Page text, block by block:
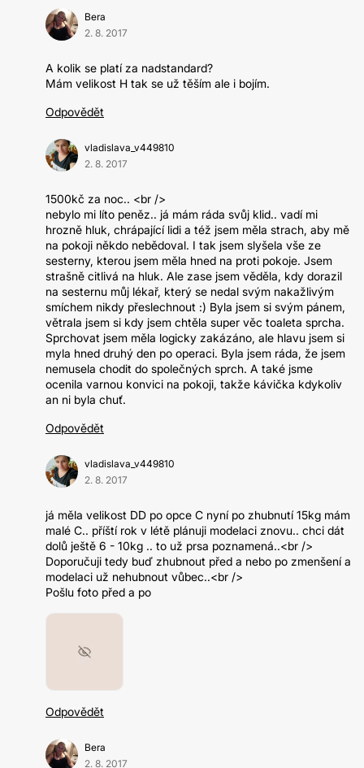
Bera
2. 8. 2017
A kolik se platí za nadstandard?
Mám velikost H tak se už těším ale i bojím.
Odpovědět
vladislava_v449810
2. 8. 2017
1500kč za noc.. <br />
nebylo mi líto peněz.. já mám ráda svůj klid.. vadí mi
hrozně hluk, chrápající lidi a též jsem měla strach, aby mě
na pokoji někdo nebědoval. I tak jsem slyšela vše ze
sesterny, kterou jsem měla hned na proti pokoje. Jsem
strašně citlivá na hluk. Ale zase jsem věděla, kdy dorazil
na sesternu můj lékař, který se nedal svým nakažlivým
smíchem nikdy přeslechnout :) Byla jsem si svým pánem,
větrala jsem si kdy jsem chtěla super věc toaleta sprcha.
Sprchovat jsem měla logicky zakázáno, ale hlavu jsem si
myla hned druhý den po operaci. Byla jsem ráda, že jsem
nemusela chodit do společných sprch. A také jsme
ocenila varnou konvici na pokoji, takže kávička kdykoliv
an ni byla chuť.
Odpovědět
vladislava_v449810
2. 8. 2017
já měla velikost DD po opce C nyní po zhubnutí 15kg mám
malé C.. příští rok v létě plánuji modelaci znovu.. chci dát
dolů ještě 6 - 10kg .. to už prsa poznamená..<br />
Doporučuji tedy buď zhubnout před a nebo po zmenšení a
modelaci už nehubnout vůbec..<br />
Pošlu foto před a po
Odpovědět
Bera
2. 8. 2017